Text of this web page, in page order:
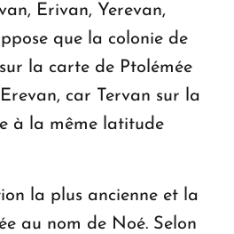
Erivan, Yerevan,
que la colonie de
la carte de Ptolémée
car Tervan sur la
à la même latitude
la plus ancienne et la
au nom de Noé. Selon